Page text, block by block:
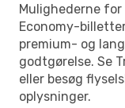
Mulighederne
Economy-
premium- og
godtgørelse. Se
eller besøg
oplysninger.